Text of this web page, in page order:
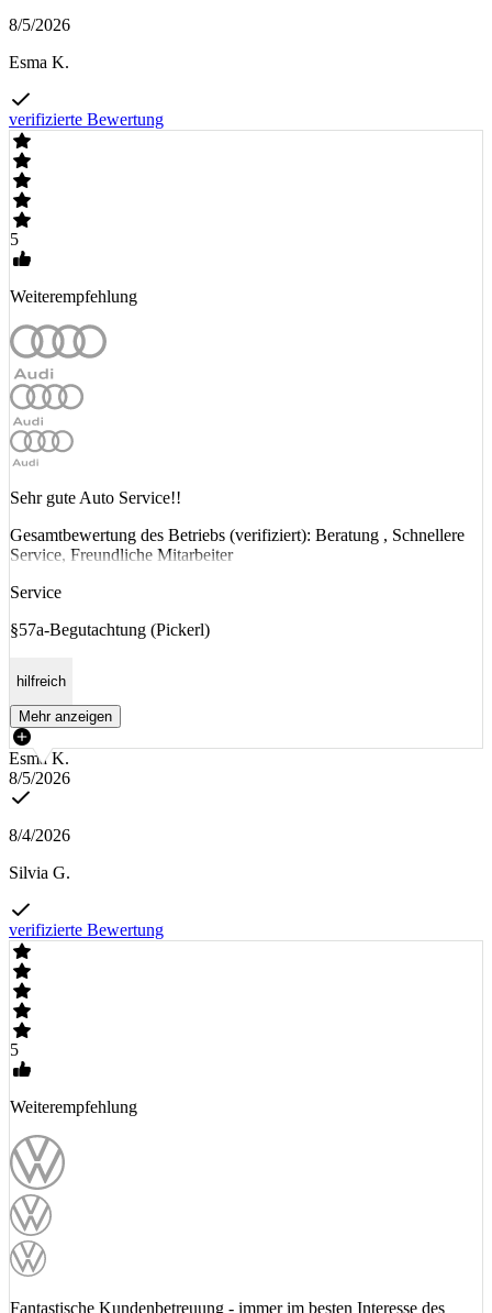
8/5/2026
Esma K.
verifizierte Bewertung
5
Weiterempfehlung
Sehr gute Auto Service!!
Gesamtbewertung des Betriebs (verifiziert): Beratung , Schnellere
Service, Freundliche Mitarbeiter
Service
§57a-Begutachtung (Pickerl)
hilfreich
Mehr anzeigen
Esma K.
8/5/2026
8/4/2026
Silvia G.
verifizierte Bewertung
5
Weiterempfehlung
Fantastische Kundenbetreuung - immer im besten Interesse des